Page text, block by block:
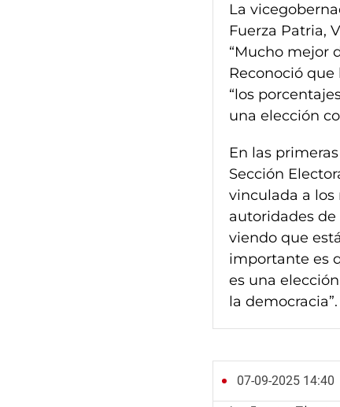
La
Fuerza Patria,
“Mucho mejor
Reconoció
“los
una elección
En las
Sección
vinculada a los
autoridades
viendo que
importante es
es una
la democracia”.
07-09-2025 14:40